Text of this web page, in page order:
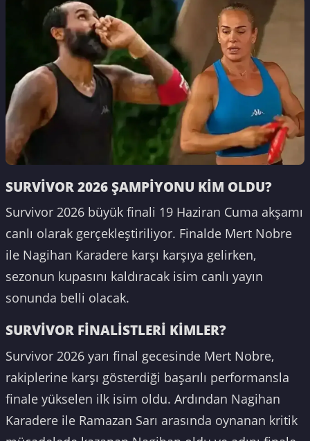
SURVİVOR 2026 ŞAMPİYONU KİM OLDU?
Survivor 2026 büyük finali 19 Haziran Cuma akşamı
canlı olarak gerçekleştiriliyor. Finalde Mert Nobre
ile Nagihan Karadere karşı karşıya gelirken,
sezonun kupasını kaldıracak isim canlı yayın
sonunda belli olacak.
SURVİVOR FİNALİSTLERİ KİMLER?
Survivor 2026 yarı final gecesinde Mert Nobre,
rakiplerine karşı gösterdiği başarılı performansla
finale yükselen ilk isim oldu. Ardından Nagihan
Karadere ile Ramazan Sarı arasında oynanan kritik